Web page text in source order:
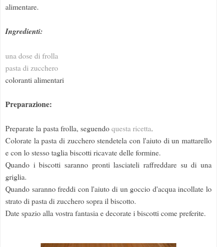
alimentare.
Ingredienti:
una dose di frolla
pasta di zucchero
coloranti alimentari
Preparazione:
Preparate la pasta frolla, seguendoquesta ricetta.
Colorate la pasta di zucchero stendetela con l'aiuto di un mattarello
e con lo stesso taglia biscotti ricavate delle formine.
Quando i biscotti saranno pronti lasciateli raffreddare su di una
griglia.
Quando saranno freddi con l'aiuto di un goccio d'acqua incollate lo
strato di pasta di zucchero sopra il biscotto.
Date spazio alla vostra fantasia e decorate i biscotti come preferite.